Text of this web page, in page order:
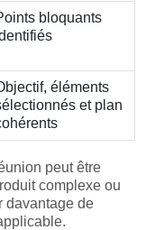
bloquants
éléments
et plan
peut être
complexe ou
davantage de